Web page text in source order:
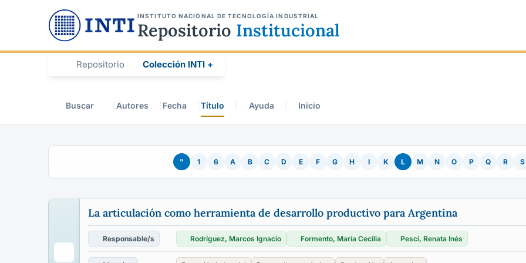
INSTITUTO NACIONAL DE TECNOLOGÍA INDUSTRIAL
Repositorio Institucional
Repositorio Colección INTI +
Buscar Autores Fecha Título Ayuda Inicio
" 1 6 A B C D E F G H I K L M N O P Q R S
La articulación como herramienta de desarrollo productivo para Argentina
Responsable/s Rodríguez, Marcos Ignacio Formento, María Cecilia Pesci, Renata Inés